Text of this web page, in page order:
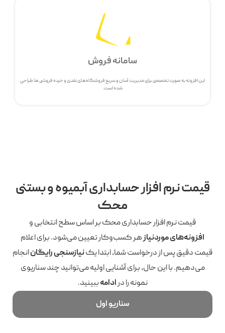
سامانه فروش
این افزونه به صورت تخصصی برای مدیریت آسان و سریع فروشگاه‌های نقدی و خرده فروشی ها طراحی
شده است.
قیمت نرم افزار حسابداری آبمیوه و بستنی
محک
قیمت نرم افزار حسابداری محک بر اساس سطح انتخابی و
افزونه‌های موردنیازهر کسب‌وکار تعیین می‌شود. برای اعلام
قیمت دقیق پس از درخواست شما، ابتدا یکنیازسنجی رایگانانجام
می‌دهیم. با این حال، برای آشنایی اولیه می‌توانید چند سناریوی
نمونه را درادامهببینید.
سناریو اول